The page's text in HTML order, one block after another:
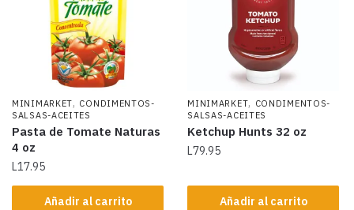
MINIMARKET, CONDIMENTOS-
SALSAS-ACEITES
Pasta de Tomate Naturas
4 oz
L17.95
Añadir al carrito
MINIMARKET, CONDIMENTOS-
SALSAS-ACEITES
Ketchup Hunts 32 oz
L79.95
Añadir al carrito